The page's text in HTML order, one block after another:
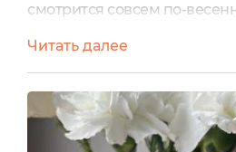
смотрится совсем по-
на этикетке только нужную
информацию, но цвет
зеленый цвет весенней
очень свежо и молодо .
маска появилась в
Читать далее